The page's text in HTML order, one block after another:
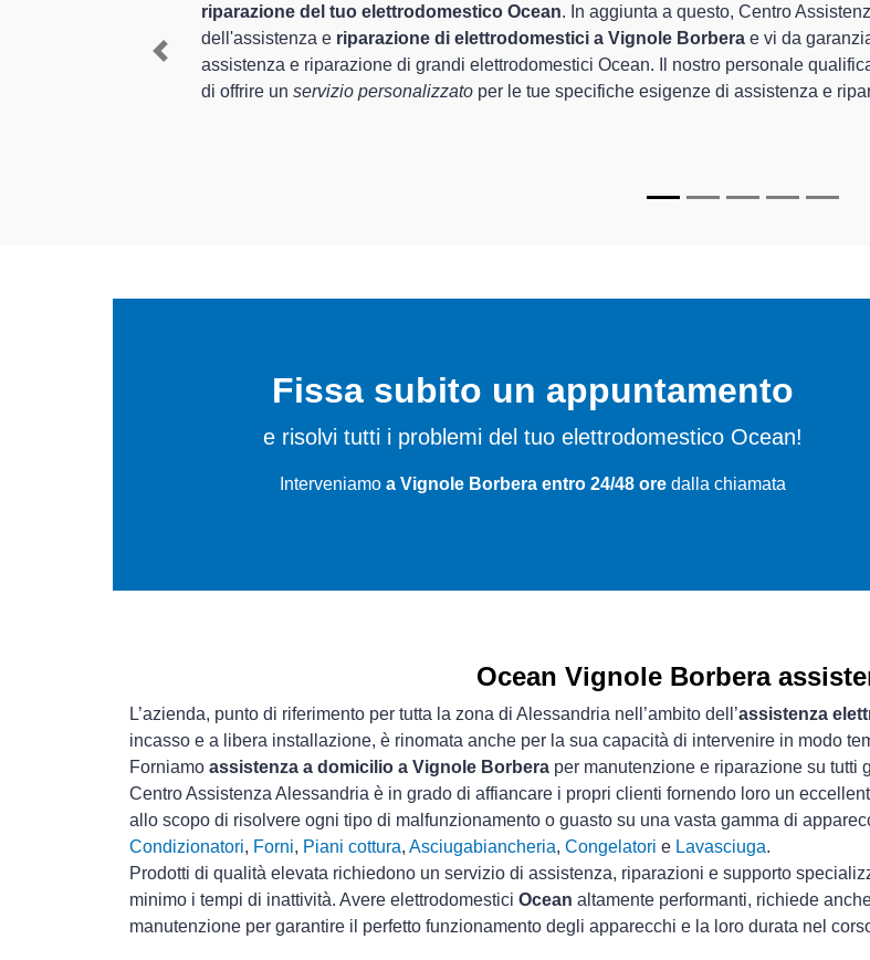
, è in grado
I tecnici specializzati di Centro Assistenza Alessandria sono in grado di
Borbera e provincia per quel che riguarda la sistemazione e la
ripristino rapido del corretto funzionamento degli apparecchi.
In più,i tecnici Ocean specializzatidi Centro Assistenza Alessandria
Previous
Fissa subito un appuntamento
e risolvi tutti i problemi del tuo elettrodomestico Ocean!
Interveniamo a Vignole Borbera entro 24/48 ore dalla chiamata
Ocean Vignole Borbera
L’azienda, punto di riferimento per tutta la zona di Alessandria nell’ambito dell’assistenza
incasso e a libera installazione, è rinomata anche per la sua capacità di intervenire in modo
Forniamo assistenza a domicilio a Vignole Borbera per manutenzione e riparazione su tutti
Centro Assistenza Alessandria è in grado di affiancare i propri clienti fornendo loro un
allo scopo di risolvere ogni tipo di malfunzionamento o guasto su una vasta gamma di
Condizionatori, Forni, Piani cottura, Asciugabiancheria, Congelatori e Lavasciuga.
Prodotti di qualità elevata richiedono un servizio di assistenza, riparazioni e supporto
minimo i tempi di inattività. Avere elettrodomestici Ocean altamente performanti, richiede
manutenzione per garantire il perfetto funzionamento degli apparecchi e la loro durata nel